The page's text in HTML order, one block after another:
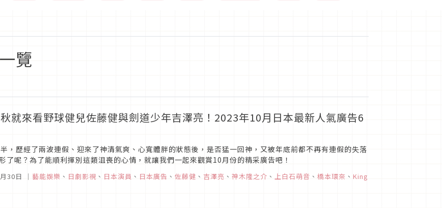
覽
就來看野球健兒佐藤健與劍道少年吉澤亮！2023年10月日本最新人氣廣告6
，歷經了兩波連假、迎來了神清氣爽、心寬體胖的狀態後，是否猛一回神，又被年底前都不再有連假的失落
了呢？為了能順利揮別這類沮喪的心情，就讓我們一起來觀賞10月份的精采廣告吧！
30日 ｜ 藝能娛樂 、 日劇影視 、 日本演員 、 日本廣告 、 佐藤健 、 吉澤亮 、 神木隆之介 、 上白石萌音 、 橋本環奈 、 King